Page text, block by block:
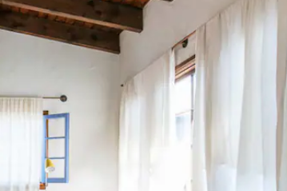
seta para cima e para baixo do teclado ou tocando